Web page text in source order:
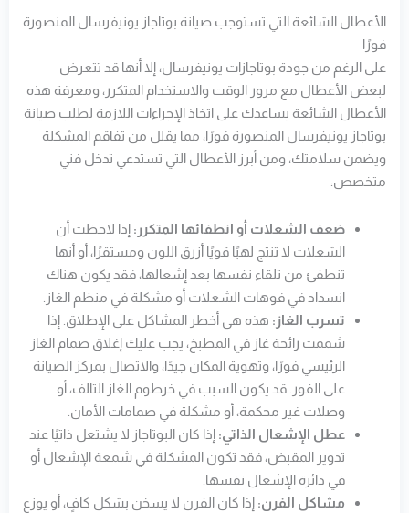
الأعطال الشائعة التي تستوجب صيانة بوتاجاز يونيفرسال المنصورة
فورًا
على الرغم من جودة بوتاجازات يونيفرسال، إلا أنها قد تتعرض
لبعض الأعطال مع مرور الوقت والاستخدام المتكرر، ومعرفة هذه
الأعطال الشائعة يساعدك على اتخاذ الإجراءات اللازمة لطلب صيانة
بوتاجاز يونيفرسال المنصورة فورًا، مما يقلل من تفاقم المشكلة
ويضمن سلامتك، ومن أبرز الأعطال التي تستدعي تدخل فني
متخصص:
ضعف الشعلات أو انطفائها المتكرر: إذا لاحظت أن
الشعلات لا تنتج لهبًا قويًا أزرق اللون ومستقرًا، أو أنها
تنطفئ من تلقاء نفسها بعد إشعالها، فقد يكون هناك
انسداد في فوهات الشعلات أو مشكلة في منظم الغاز.
تسرب الغاز: هذه هي أخطر المشاكل على الإطلاق. إذا
شممت رائحة غاز في المطبخ، يجب عليك إغلاق صمام الغاز
الرئيسي فورًا، وتهوية المكان جيدًا، والاتصال بمركز الصيانة
على الفور. قد يكون السبب في خرطوم الغاز التالف، أو
وصلات غير محكمة، أو مشكلة في صمامات الأمان.
عطل الإشعال الذاتي: إذا كان البوتاجاز لا يشتعل ذاتيًا عند
تدوير المقبض، فقد تكون المشكلة في شمعة الإشعال أو
في دائرة الإشعال نفسها.
مشاكل الفرن: إذا كان الفرن لا يسخن بشكل كافٍ، أو يوزع